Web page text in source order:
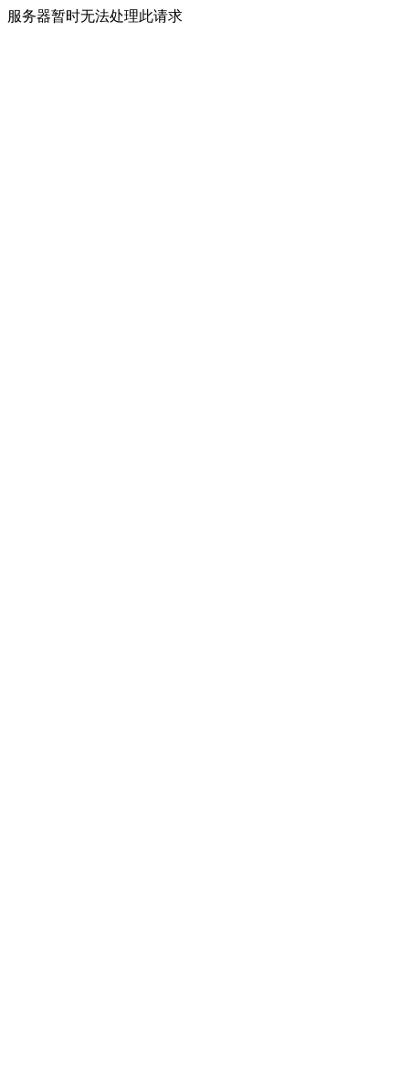
服务器暂时无法处理此请求